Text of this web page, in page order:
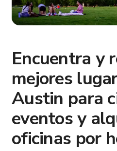
Encuentra y
mejores
Austin para
eventos y
oficinas por